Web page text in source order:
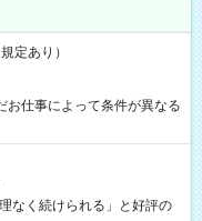
定あり）
仕事によって条件が異なる
なく続けられる」と好評の